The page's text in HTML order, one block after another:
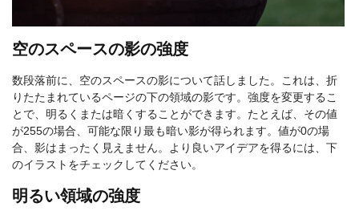
空のスペースの影の強度
数段落前に、空のスペースの影について話しました。これは、折
りたたまれているページの下の領域の影です。強度を変更するこ
とで、明るくまたは暗くすることができます。たとえば、その値
が255の場合、可能な限り最も暗い影が得られます。値が0の場
合、影はまったく見えません。より良いアイデアを得るには、下
のイラストをチェックしてください。
明るい領域の強度